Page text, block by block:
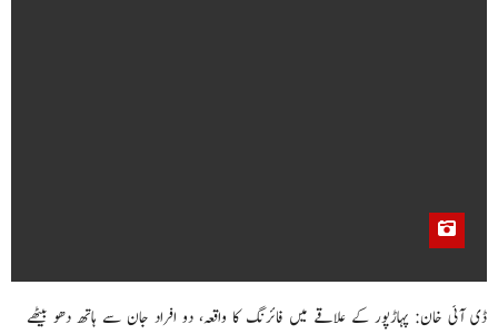
ڈی آئی خان: پہاڑپور کے علاقے میں فائرنگ کا واقعہ، دو افراد جان سے ہاتھ دھو بیٹھے